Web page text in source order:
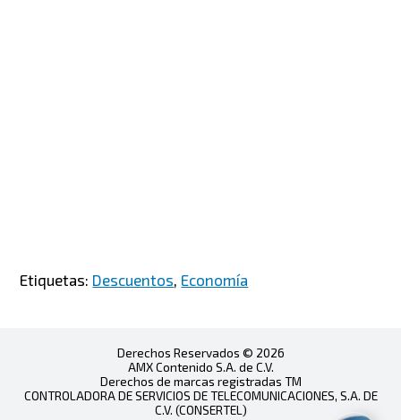
Etiquetas: Descuentos, Economía
Derechos Reservados © 2026
AMX Contenido S.A. de C.V.
Derechos de marcas registradas TM
CONTROLADORA DE SERVICIOS DE TELECOMUNICACIONES, S.A. DE
C.V. (CONSERTEL)